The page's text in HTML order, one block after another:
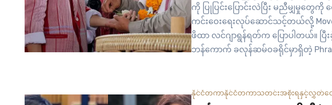
ကို ပြုပြင်းပြောင်းလဲပြီး မညီမျှမှုတွေကို
ကင်းဝေးရေးလုပ်ဆောင်သင့်တယ်လို့ Move
ဖိထာ လင်ဂျာရွန်ရတ်က ပြောပါတယ်။
ဘန်ကောက် ခလုန်ဆမ်ဝခရိုင်မှာရှိတဲ့
နိုင်ငံတကာနိုင်ငံတကာသတင်းအစိုးရနှင့်လွှတ်တ